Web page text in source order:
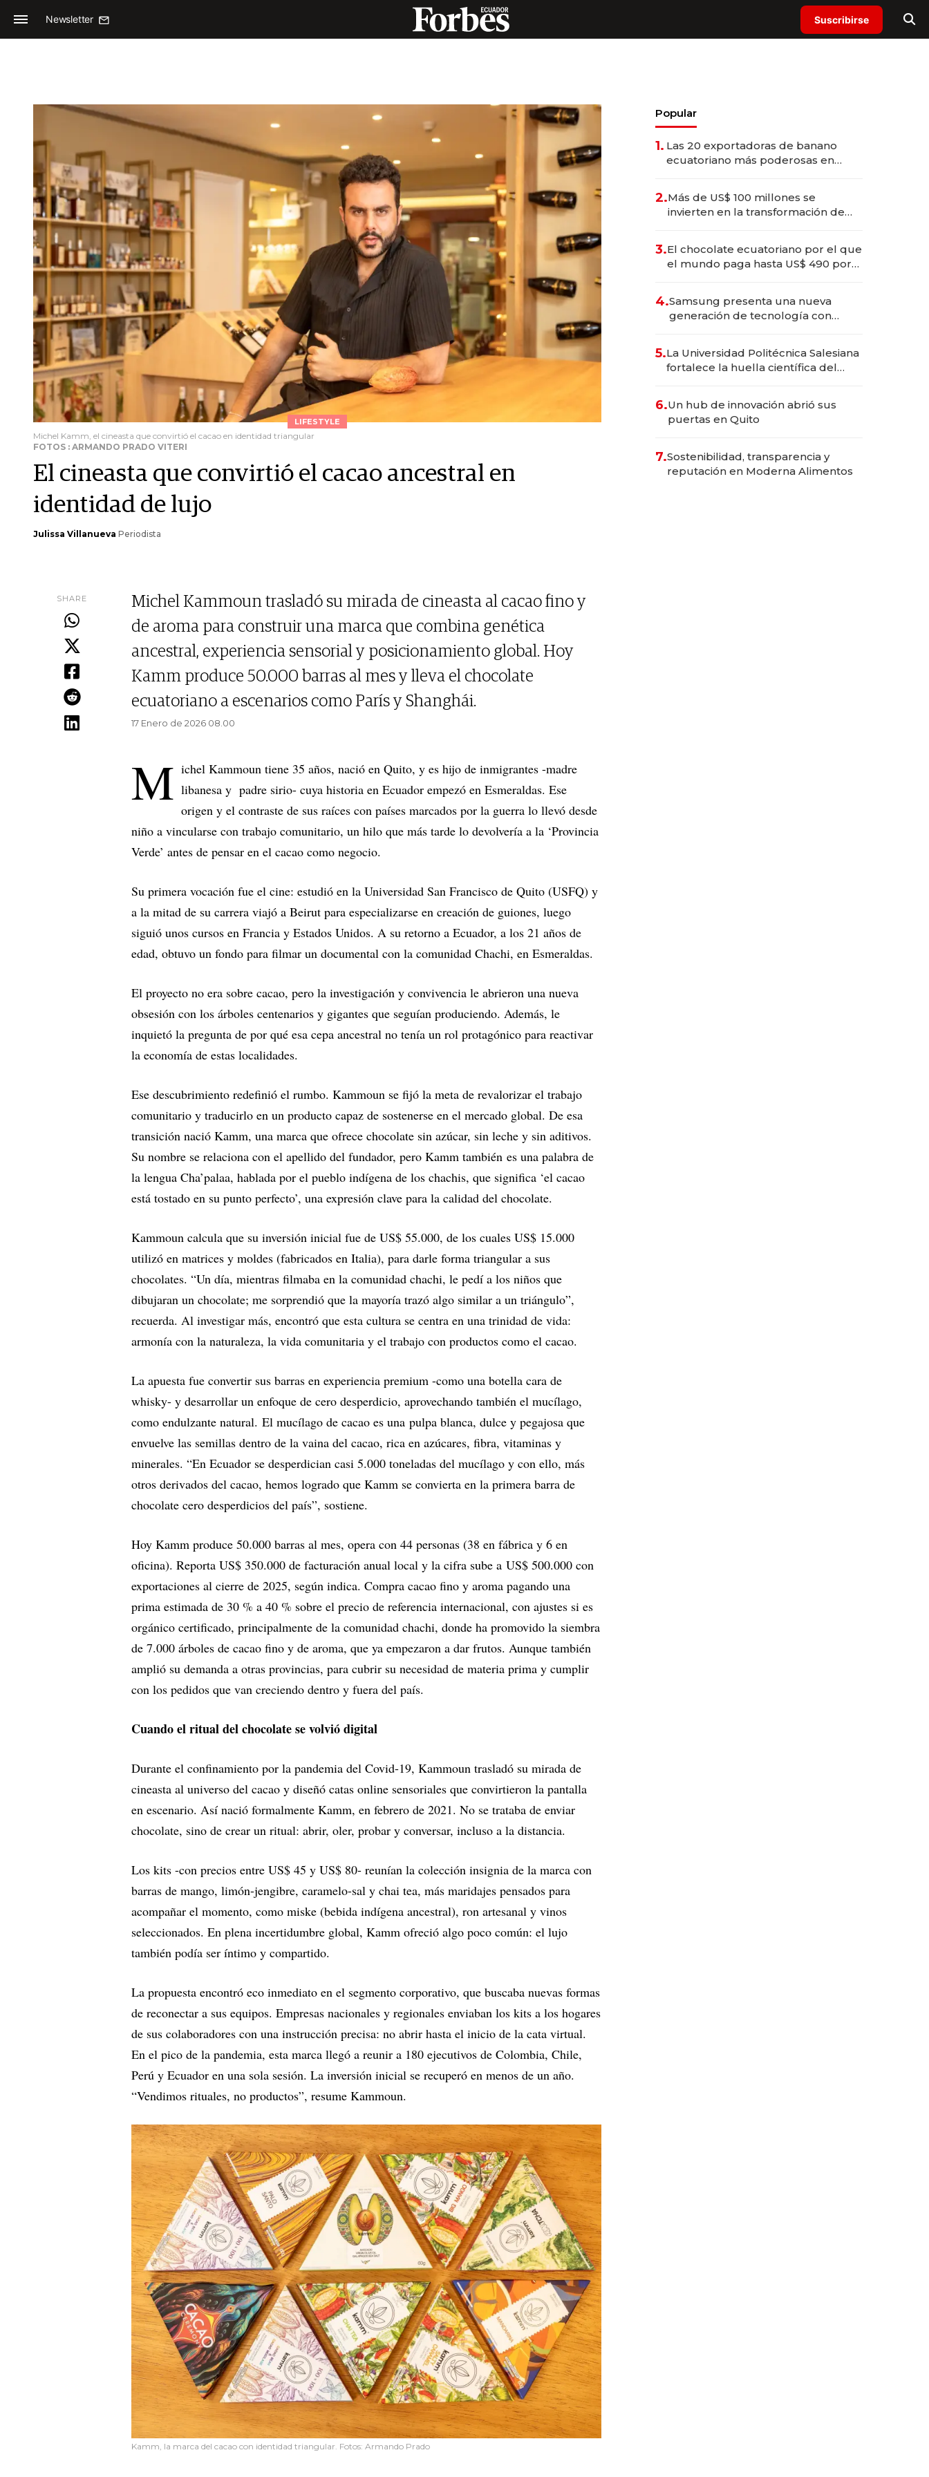
Newsletter Suscribirse
LIFESTYLE
Michel Kamm, el cineasta que convirtió el cacao en identidad triangular
FOTOS : ARMANDO PRADO VITERI
El cineasta que convirtió el cacao ancestral en
identidad de lujo
Julissa Villanueva Periodista
SHARE
Michel Kammoun trasladó su mirada de cineasta al cacao fino y
de aroma para construir una marca que combina genética
ancestral, experiencia sensorial y posicionamiento global. Hoy
Kamm produce 50.000 barras al mes y lleva el chocolate
ecuatoriano a escenarios como París y Shanghái.
17 Enero de 2026 08.00
M ichel Kammoun tiene 35 años, nació en Quito, y es hijo de inmigrantes -madre
libanesa y padre sirio- cuya historia en Ecuador empezó en Esmeraldas. Ese
origen y el contraste de sus raíces con países marcados por la guerra lo llevó desde
niño a vincularse con trabajo comunitario, un hilo que más tarde lo devolvería a la ‘Provincia
Verde’ antes de pensar en el cacao como negocio.
Su primera vocación fue el cine: estudió en la Universidad San Francisco de Quito (USFQ) y
a la mitad de su carrera viajó a Beirut para especializarse en creación de guiones, luego
siguió unos cursos en Francia y Estados Unidos. A su retorno a Ecuador, a los 21 años de
edad, obtuvo un fondo para filmar un documental con la comunidad Chachi, en Esmeraldas.
El proyecto no era sobre cacao, pero la investigación y convivencia le abrieron una nueva
obsesión con los árboles centenarios y gigantes que seguían produciendo. Además, le
inquietó la pregunta de por qué esa cepa ancestral no tenía un rol protagónico para reactivar
la economía de estas localidades.
Ese descubrimiento redefinió el rumbo. Kammoun se fijó la meta de revalorizar el trabajo
comunitario y traducirlo en un producto capaz de sostenerse en el mercado global. De esa
transición nació Kamm, una marca que ofrece chocolate sin azúcar, sin leche y sin aditivos.
Su nombre se relaciona con el apellido del fundador, pero Kamm también es una palabra de
la lengua Cha’palaa, hablada por el pueblo indígena de los chachis, que significa ‘el cacao
está tostado en su punto perfecto’, una expresión clave para la calidad del chocolate.
Kammoun calcula que su inversión inicial fue de US$ 55.000, de los cuales US$ 15.000
utilizó en matrices y moldes (fabricados en Italia), para darle forma triangular a sus
chocolates. “Un día, mientras filmaba en la comunidad chachi, le pedí a los niños que
dibujaran un chocolate; me sorprendió que la mayoría trazó algo similar a un triángulo”,
recuerda. Al investigar más, encontró que esta cultura se centra en una trinidad de vida:
armonía con la naturaleza, la vida comunitaria y el trabajo con productos como el cacao.
La apuesta fue convertir sus barras en experiencia premium -como una botella cara de
whisky- y desarrollar un enfoque de cero desperdicio, aprovechando también el mucílago,
como endulzante natural. El mucílago de cacao es una pulpa blanca, dulce y pegajosa que
envuelve las semillas dentro de la vaina del cacao, rica en azúcares, fibra, vitaminas y
minerales. “En Ecuador se desperdician casi 5.000 toneladas del mucílago y con ello, más
otros derivados del cacao, hemos logrado que Kamm se convierta en la primera barra de
chocolate cero desperdicios del país”, sostiene.
Hoy Kamm produce 50.000 barras al mes, opera con 44 personas (38 en fábrica y 6 en
oficina). Reporta US$ 350.000 de facturación anual local y la cifra sube a US$ 500.000 con
exportaciones al cierre de 2025, según indica. Compra cacao fino y aroma pagando una
prima estimada de 30 % a 40 % sobre el precio de referencia internacional, con ajustes si es
orgánico certificado, principalmente de la comunidad chachi, donde ha promovido la siembra
de 7.000 árboles de cacao fino y de aroma, que ya empezaron a dar frutos. Aunque también
amplió su demanda a otras provincias, para cubrir su necesidad de materia prima y cumplir
con los pedidos que van creciendo dentro y fuera del país.
Cuando el ritual del chocolate se volvió digital
Durante el confinamiento por la pandemia del Covid-19, Kammoun trasladó su mirada de
cineasta al universo del cacao y diseñó catas online sensoriales que convirtieron la pantalla
en escenario. Así nació formalmente Kamm, en febrero de 2021. No se trataba de enviar
chocolate, sino de crear un ritual: abrir, oler, probar y conversar, incluso a la distancia.
Los kits -con precios entre US$ 45 y US$ 80- reunían la colección insignia de la marca con
barras de mango, limón-jengibre, caramelo-sal y chai tea, más maridajes pensados para
acompañar el momento, como miske (bebida indígena ancestral), ron artesanal y vinos
seleccionados. En plena incertidumbre global, Kamm ofreció algo poco común: el lujo
también podía ser íntimo y compartido.
La propuesta encontró eco inmediato en el segmento corporativo, que buscaba nuevas formas
de reconectar a sus equipos. Empresas nacionales y regionales enviaban los kits a los hogares
de sus colaboradores con una instrucción precisa: no abrir hasta el inicio de la cata virtual.
En el pico de la pandemia, esta marca llegó a reunir a 180 ejecutivos de Colombia, Chile,
Perú y Ecuador en una sola sesión. La inversión inicial se recuperó en menos de un año.
“Vendimos rituales, no productos”, resume Kammoun.
Kamm, la marca del cacao con identidad triangular. Fotos: Armando Prado
Popular
1. Las 20 exportadoras de banano
ecuatoriano más poderosas en
2.Más de US$ 100 millones se
invierten en la transformación de
3.El chocolate ecuatoriano por el que
el mundo paga hasta US$ 490 por
4.Samsung presenta una nueva
generación de tecnología con
5.La Universidad Politécnica Salesiana
fortalece la huella científica del
6.Un hub de innovación abrió sus
puertas en Quito
7.Sostenibilidad, transparencia y
reputación en Moderna Alimentos